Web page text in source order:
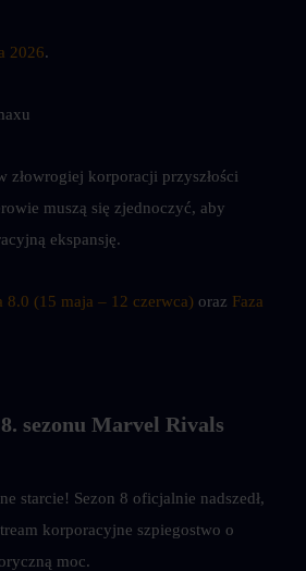
2026.
złowrogiej korporacji przyszłości
muszą się zjednoczyć, aby
ekspansję.
8.0 (15 maja – 12 czerwca) oraz Faza
sezonu Marvel Rivals
starcie! Sezon 8 oficjalnie nadszedł,
korporacyjne szpiegostwo o
moc.